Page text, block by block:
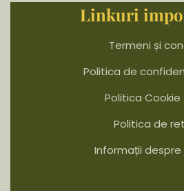
Linkuri
Termeni și
Politica de
Politica Cookie
Politica de
Informații despre